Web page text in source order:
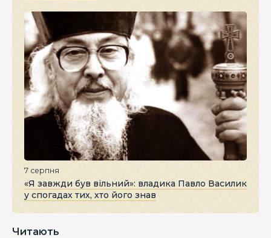
7 серпня
«Я завжди був вільний»: владика Павло Василик
у спогадах тих, хто його знав
Читають